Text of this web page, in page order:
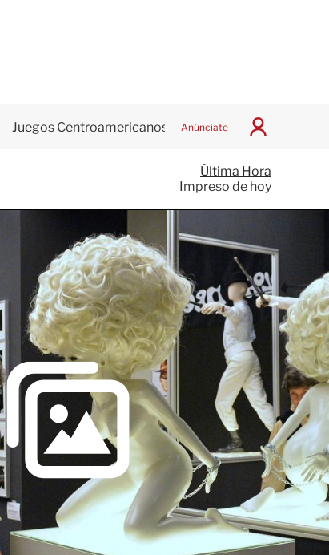
Juegos Centroamericanos Anúnciate
I
c
i
a
e
s
i
ó
Última Hora
Impreso de hoy